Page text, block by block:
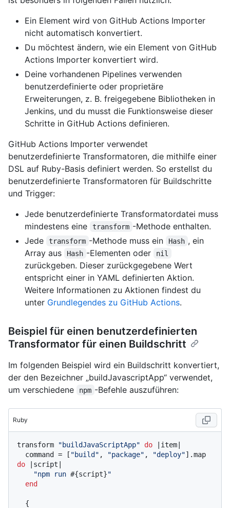
Ein Element wird von GitHub Actions Importer
nicht automatisch konvertiert.
Du möchtest ändern, wie ein Element von GitHub
Actions Importer konvertiert wird.
Deine vorhandenen Pipelines verwenden
benutzerdefinierte oder proprietäre
Erweiterungen, z. B. freigegebene Bibliotheken in
Jenkins, und du musst die Funktionsweise dieser
Schritte in GitHub Actions definieren.
GitHub Actions Importer verwendet
benutzerdefinierte Transformatoren, die mithilfe einer
DSL auf Ruby-Basis definiert werden. So erstellst du
benutzerdefinierte Transformatoren für Buildschritte
und Trigger:
Jede benutzerdefinierte Transformatordatei muss
mindestens eine
transform -Methode enthalten.
Jede
transform -Methode muss ein Hash , ein
Array aus
Hash -Elementen oder nil
zurückgeben. Dieser zurückgegebene Wert
entspricht einer in YAML definierten Aktion.
Weitere Informationen zu Aktionen findest du
unter Grundlegendes zu GitHub Actions.
Beispiel für einen benutzerdefinierten
Transformator für einen Buildschritt
Im folgenden Beispiel wird ein Buildschritt konvertiert,
der den Bezeichner „buildJavascriptApp“ verwendet,
um verschiedene
npm -Befehle auszuführen:
Ruby
transform "buildJavaScriptApp" do | item|
  command = [
"build" , "package" , "deploy"
do | script |
"npm run #{script}"
end